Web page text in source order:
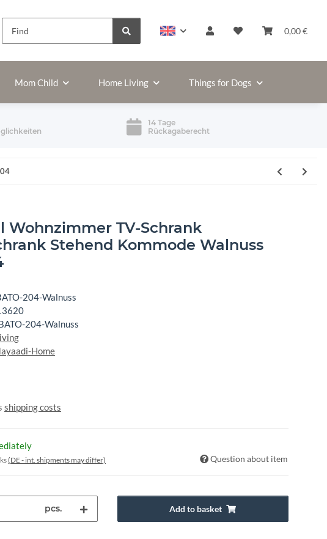
0,00 €
Mom Child Home Living Things for Dogs
14 Tage
Rückagaberecht
Wohnzimmer TV-Schrank
Stehend Kommode Walnuss
204-Walnuss
204-Walnuss
Home
shipping costs
(DE - int. shipments may differ) Question about item
pcs. Add to basket